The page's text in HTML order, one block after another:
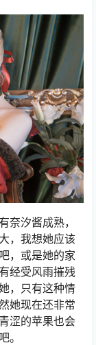
奈汐酱成熟，
，我想她应该
，或是她的家
经受风雨摧残
，只有这种情
她现在还非常
涩的苹果也会
。